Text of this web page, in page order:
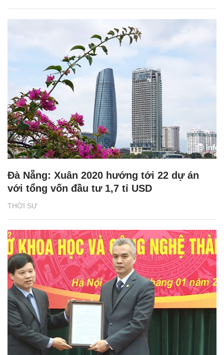
THỜI SỰ
Đà Nẵng: Xuân 2020 hướng tới 22 dự án
với tổng vốn đầu tư 1,7 tỉ USD